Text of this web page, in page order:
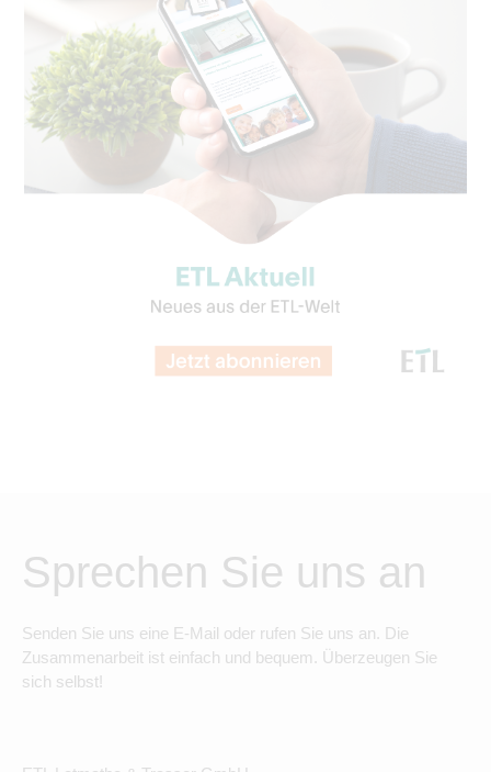
Sprechen Sie uns an
Senden Sie uns eine E-Mail oder rufen Sie uns an. Die
Zusammenarbeit ist einfach und bequem. Überzeugen Sie
sich selbst!